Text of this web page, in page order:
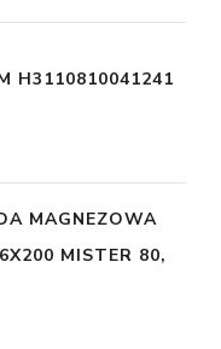
H3110810041241
MAGNEZOWA
MISTER 80,